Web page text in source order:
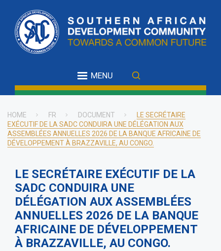
main
content
MENU
Breadcrumb
HOME FR DOCUMENT
LE SECRÉTAIRE
EXÉCUTIF DE LA SADC CONDUIRA UNE DÉLÉGATION AUX
ASSEMBLÉES ANNUELLES 2026 DE LA BANQUE AFRICAINE DE
DÉVELOPPEMENT À BRAZZAVILLE, AU CONGO.
LE SECRÉTAIRE EXÉCUTIF DE LA
SADC CONDUIRA UNE
DÉLÉGATION AUX ASSEMBLÉES
ANNUELLES 2026 DE LA BANQUE
AFRICAINE DE DÉVELOPPEMENT
À BRAZZAVILLE, AU CONGO.